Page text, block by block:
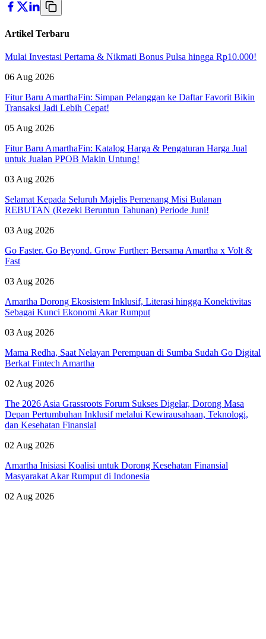
Artikel Terbaru
Mulai Investasi Pertama & Nikmati Bonus Pulsa hingga Rp10.000!
06 Aug 2026
Fitur Baru AmarthaFin: Simpan Pelanggan ke Daftar Favorit Bikin
Transaksi Jadi Lebih Cepat!
05 Aug 2026
Fitur Baru AmarthaFin: Katalog Harga & Pengaturan Harga Jual
untuk Jualan PPOB Makin Untung!
03 Aug 2026
Selamat Kepada Seluruh Majelis Pemenang Misi Bulanan
REBUTAN (Rezeki Beruntun Tahunan) Periode Juni!
03 Aug 2026
Go Faster. Go Beyond. Grow Further: Bersama Amartha x Volt &
Fast
03 Aug 2026
Amartha Dorong Ekosistem Inklusif, Literasi hingga Konektivitas
Sebagai Kunci Ekonomi Akar Rumput
03 Aug 2026
Mama Redha, Saat Nelayan Perempuan di Sumba Sudah Go Digital
Berkat Fintech Amartha
02 Aug 2026
The 2026 Asia Grassroots Forum Sukses Digelar, Dorong Masa
Depan Pertumbuhan Inklusif melalui Kewirausahaan, Teknologi,
dan Kesehatan Finansial
02 Aug 2026
Amartha Inisiasi Koalisi untuk Dorong Kesehatan Finansial
Masyarakat Akar Rumput di Indonesia
02 Aug 2026